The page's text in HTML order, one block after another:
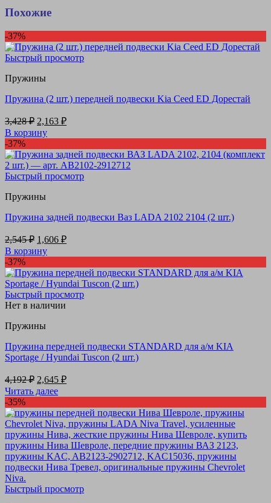
2,570 ₽.
Похожие
-37%
Быстрый просмотр
Пружины
Пружина (2 шт.) передней подвески Kia Ceed ED Дорестай
3,428₽ Первоначальная
цена
составляла
3,428 ₽.
2,163 ₽Текущая
В корзину
-37%
Быстрый просмотр
Пружины
Пружина задней подвески Ваз LADA 2102 2104 (2 шт.)
2,545₽ Первоначальная
цена
составляла
2,545 ₽.
1,606 ₽Текущая
В корзину
-37%
Быстрый просмотр
Нет в наличии
Пружины
Пружина передней подвески STANDARD для а/м KIA
Sportage / Hyundai Tuscon (2 шт.)
4,192₽ Первоначальная
цена
составляла
4,192 ₽.
2,645 ₽Текущая
Читать далее
-35%
Быстрый просмотр